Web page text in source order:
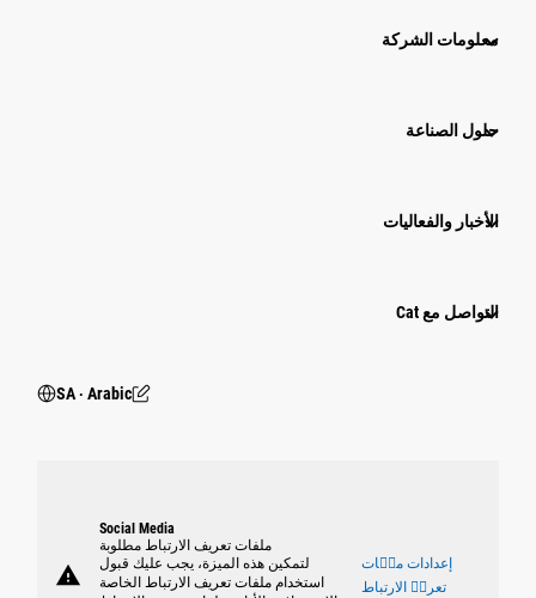
معلومات الشركة
حلول الصناعة
الأخبار والفعاليات
التواصل مع Cat
SA ‧ Arabic
warning
Social Media
ملفات تعريف الارتباط مطلوبة
لتمكين هذه الميزة، يجب عليك قبول
استخدام ملفات تعريف الارتباط الخاصة
إعدادات ملٝات
تعريٝ الارتباط